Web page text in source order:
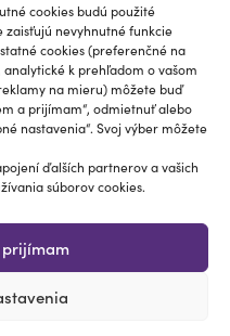
cookies budú použité
zaisťujú nevyhnutné funkcie
cookies (preferenčné na
k prehľadom o vašom
na mieru) môžete buď
a prijímam“, odmietnuť alebo
nastavenia“. Svoj výber môžete
ďalších partnerov a vašich
súborov cookies.
prijímam